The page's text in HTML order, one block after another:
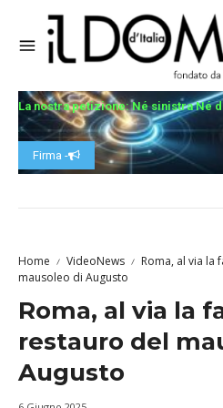
La nostra petizione: Né sinistra Né
Firma -
Home VideoNews
Roma, al via la
mausoleo di Augusto
Roma, al via la
restauro del
Augusto